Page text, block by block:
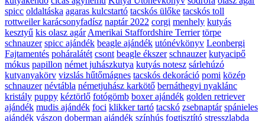
spicc oldaltáska agaras kulcstartó tacskós ülőke tacskós toll
rottweiler karácsonyfadísz naptár 2022 corgi menhely kutyás
kesztyű kis olasz agár Amerikai Staffordshire Terrier törpe
schnauzer spicc ajándék beagle ajándék utónévkönyv Leonbergi
Fajtamentés poháralátét csont beagle ékszer schnauzer kutyacipő
mókus papillon német juhászkutya kutyás notesz sárlehúzó
kutyanyakörv vizslás hűtőmágnes tacskós dekoráció pomi közép
schnauzer névtábla németjuhász karkötő bernáthegyi nyaklánc
kristály puppy kéztörlő fotógömb boxer ajándék golden retriever
ajándék mudis ajándék foci klikker tartó tacskó zsebnaptár spánieles
ajándék vászon doberman ajándék színhús fogtisztító stresszlabda